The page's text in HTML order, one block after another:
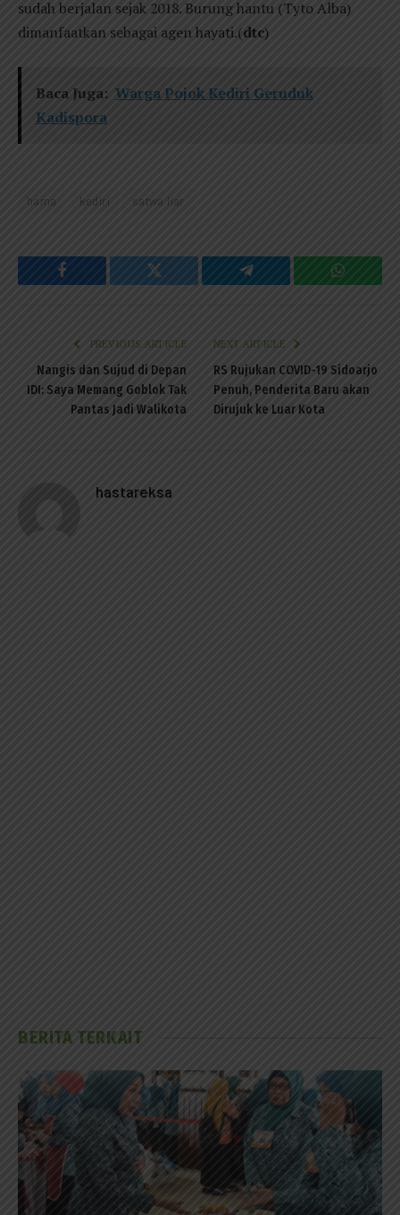
sudah berjalan sejak 2018. Burung hantu (Tyto Alba)
dimanfaatkan sebagai agen hayati.(dtc)
Baca Juga: Warga Pojok Kediri Geruduk
Kadispora
hama kediri satwa liar
Facebook Twitter Telegram
PREVIOUS ARTICLE
Nangis dan Sujud di Depan
IDI: Saya Memang Goblok Tak
Pantas Jadi Walikota
NEXT ARTICLE
RS Rujukan COVID-19 Sidoarjo
Penuh, Penderita Baru akan
Dirujuk ke Luar Kota
hastareksa
BERITA TERKAIT